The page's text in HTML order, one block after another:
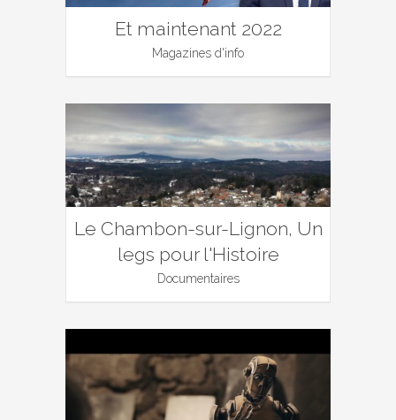
Et maintenant 2022
Magazines d'info
Le Chambon-sur-Lignon, Un
legs pour l'Histoire
Documentaires